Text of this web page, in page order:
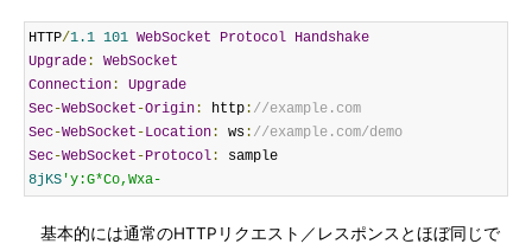
HTTP/1.1 101 WebSocket Protocol Handshake
Upgrade:
WebSocket
Connection:
Upgrade
Sec-WebSocket -Origin: http: //example.com
Sec-WebSocket -Location: ws: //example.com/demo
Sec-WebSocket -Protocol:
8jKS 'y:G*Co,Wxa-
基本的には通常のHTTPリクエスト／レスポンスとほぼ同じで